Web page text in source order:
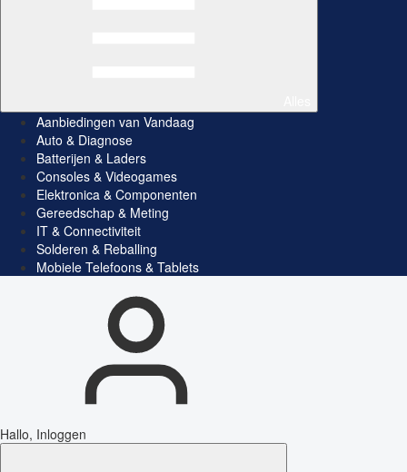
Aanbiedingen van Vandaag
Auto & Diagnose
Batterijen & Laders
Consoles & Videogames
Elektronica & Componenten
Gereedschap & Meting
IT & Connectiviteit
Solderen & Reballing
Mobiele Telefoons & Tablets
Hallo, Inloggen